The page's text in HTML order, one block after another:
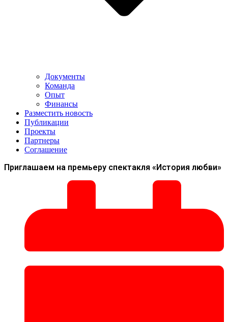
Документы
Команда
Опыт
Финансы
Разместить новость
Публикации
Проекты
Партнеры
Соглашение
Приглашаем на премьеру спектакля «История любви»